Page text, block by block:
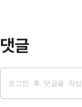
댓글